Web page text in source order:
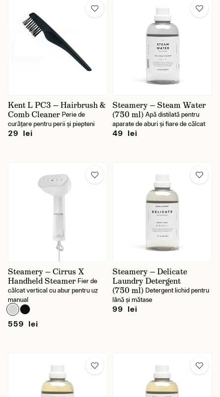
Kent L PC3 — Hairbrush &
Comb Cleaner Perie de
curățare pentru perii și piepteni
29 lei
Steamery — Steam Water
(750 ml) Apă distilată pentru
aparate de aburi și fiare de călcat
49 lei
Steamery — Cirrus X
Handheld Steamer Fier de
călcat vertical cu abur pentru uz
manual
559 lei
Steamery — Delicate
Laundry Detergent
(750 ml) Detergent lichid pentru
lână și mătase
99 lei